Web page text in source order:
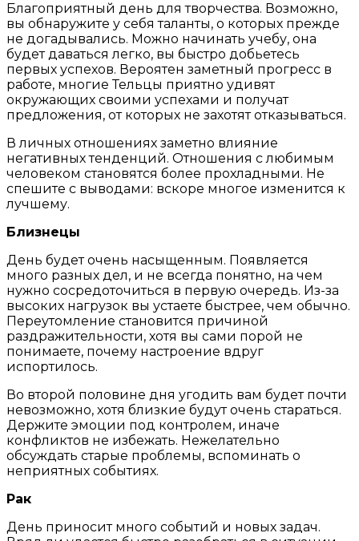
Благоприятный день для творчества. Возможно,
вы обнаружите у себя таланты, о которых прежде
не догадывались. Можно начинать учебу, она
будет даваться легко, вы быстро добьетесь
первых успехов. Вероятен заметный прогресс в
работе, многие Тельцы приятно удивят
окружающих своими успехами и получат
предложения, от которых не захотят отказываться.
В личных отношениях заметно влияние
негативных тенденций. Отношения с любимым
человеком становятся более прохладными. Не
спешите с выводами: вскоре многое изменится к
лучшему.
Близнецы
День будет очень насыщенным. Появляется
много разных дел, и не всегда понятно, на чем
нужно сосредоточиться в первую очередь. Из-за
высоких нагрузок вы устаете быстрее, чем обычно.
Переутомление становится причиной
раздражительности, хотя вы сами порой не
понимаете, почему настроение вдруг
испортилось.
Во второй половине дня угодить вам будет почти
невозможно, хотя близкие будут очень стараться.
Держите эмоции под контролем, иначе
конфликтов не избежать. Нежелательно
обсуждать старые проблемы, вспоминать о
неприятных событиях.
Рак
День приносит много событий и новых задач.